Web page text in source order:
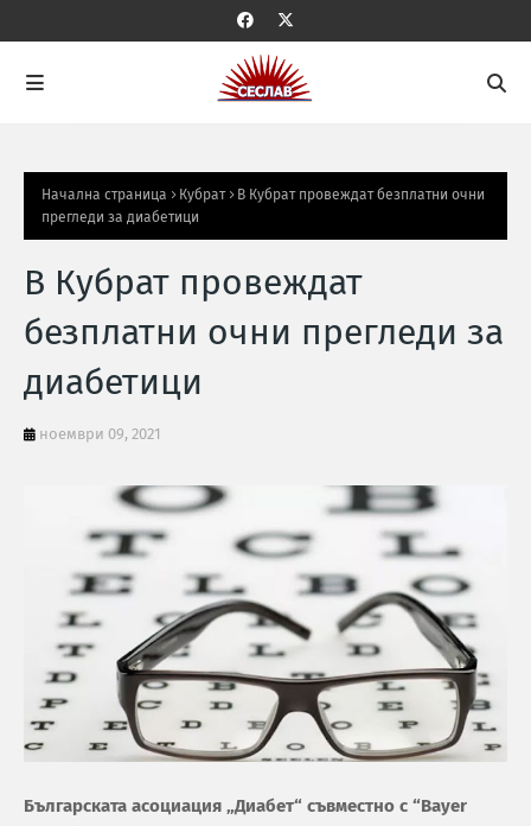
Начална страница Кубрат
В Кубрат провеждат безплатни очни
прегледи за диабетици
В Кубрат провеждат
безплатни очни прегледи за
диабетици
ноември 09, 2021
Българската асоциация „Диабет“ съвместно с “Bayer